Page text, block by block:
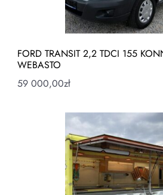
FORD TRANSIT 2,2 TDCI 155
WEBASTO
59 000,00zł